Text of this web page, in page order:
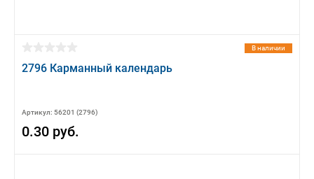
В наличии
2796 Карманный календарь
Артикул: 56201 (2796)
0.30 руб.